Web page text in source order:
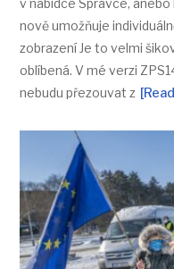
nově umožňuje
zobrazení Je to velmi
oblíbená. V mé verzi
nebudu přezouvat z